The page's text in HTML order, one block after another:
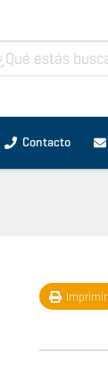
Contacto
Imprimir